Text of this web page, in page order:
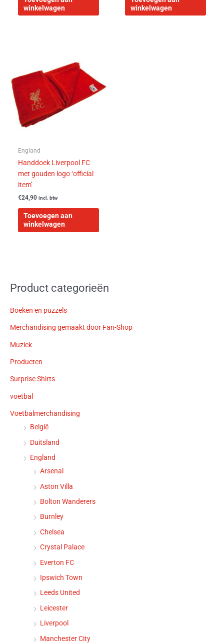
winkelwagen
winkelwagen
England
Handdoek Liverpool FC
met gouden logo ‘official
item’
€24,90 incl. btw
Toevoegen aan
winkelwagen
Product categorieën
Boeken en puzzels
Merchandising gemaakt door Fan-Shop
Muziek
Producten
Surprise Shirts
voetbal
Voetbalmerchandising
België
Duitsland
England
Arsenal
Aston Villa
Bolton Wanderers
Burnley
Chelsea
Crystal Palace
Everton FC
Ipswich Town
Leeds United
Leicester
Liverpool
Manchester City